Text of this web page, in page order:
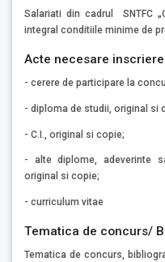
Salariati din cadrul SNTFC
integral conditiile minime de
Acte necesare inscriere
- cerere de participare la
- diploma de studii, original si
- C.I., original si copie;
- alte diplome, adeverinte
original si copie;
- curriculum vitae
Tematica de concurs/
Tematica de concurs,